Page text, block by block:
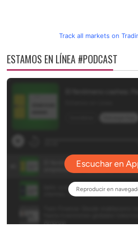
Track all markets on
ESTAMOS EN LÍNEA #PODCAST